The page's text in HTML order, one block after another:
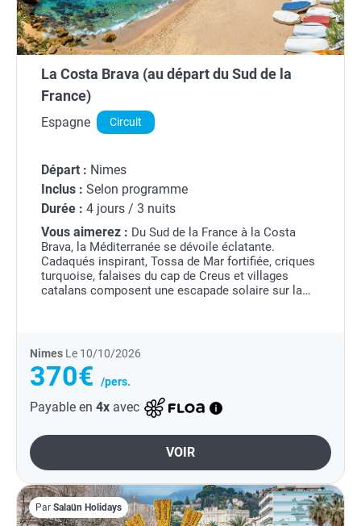
La Costa Brava (au départ du Sud de la
France)
Espagne Circuit
Départ : Nimes
Inclus : Selon programme
Durée : 4 jours / 3 nuits
Vous aimerez : Du Sud de la France à la Costa
Brava, la Méditerranée se dévoile éclatante.
Cadaqués inspirant, Tossa de Mar fortifiée, criques
turquoise, falaises du cap de Creus et villages
catalans composent une escapade solaire sur la
Nimes Le 10/10/2026
370€ /pers.
Payable en 4x avec
VOIR
Par Salaün Holidays